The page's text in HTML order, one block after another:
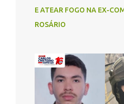
E ATEAR FOGO NA EX-
ROSÁRIO
como